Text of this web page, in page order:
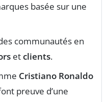
basée sur une
communautés en
etclients.
Cristiano Ronaldo
preuve d’une